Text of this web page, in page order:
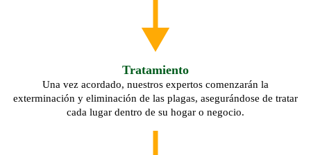
Tratamiento
Una vez acordado, nuestros expertos comenzarán la
exterminación y eliminación de las plagas, asegurándose de tratar
cada lugar dentro de su hogar o negocio.